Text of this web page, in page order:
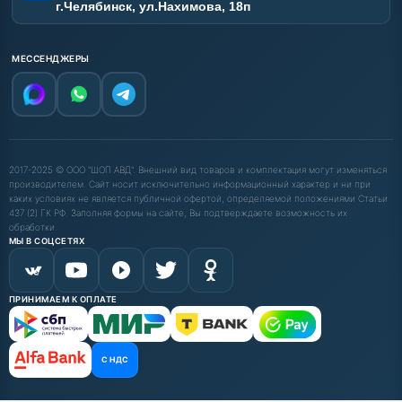
г.Челябинск, ул.Нахимова, 18п
МЕССЕНДЖЕРЫ
2017-2025 © ООО "ШОП АВД". Внешний вид товаров и комплектация могут изменяться
производителем. Сайт носит исключительно информационный характер и ни при
каких условиях не является публичной офертой, определяемой положениями Статьи
437 (2) ГК РФ. Заполняя формы на сайте, Вы подтверждаете возможность их
обработки.
МЫ В СОЦСЕТЯХ
ПРИНИМАЕМ К ОПЛАТЕ
С НДС